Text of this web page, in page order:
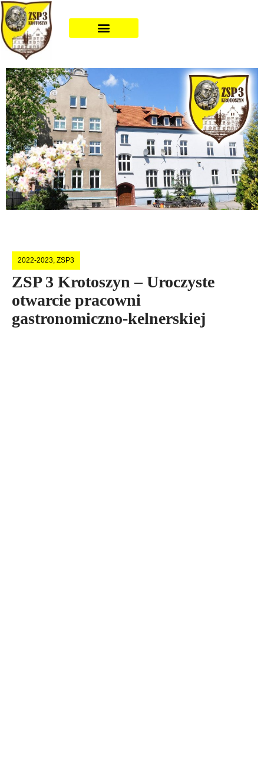
2022-2023 ZSP3
ZSP 3 Krotoszyn – Uroczyste
otwarcie pracowni
gastronomiczno-kelnerskiej